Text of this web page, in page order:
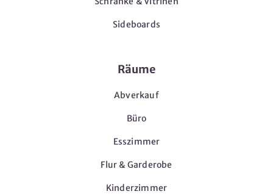
Sideboards
Räume
Abverkauf
Büro
Esszimmer
Flur & Garderobe
Kinderzimmer